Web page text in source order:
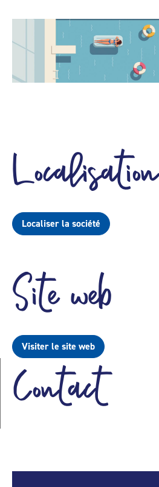
Localisation
Localiser la société
Site web
Visiter le site web
Contact